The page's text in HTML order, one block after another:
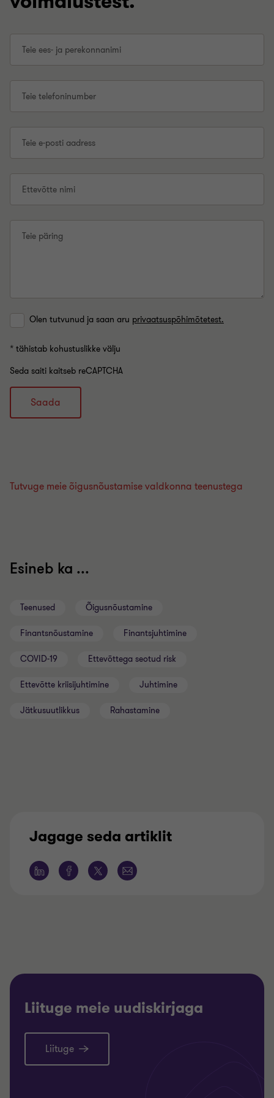
Teie ees- ja perekonnanimi
Teie telefoninumber
Teie e-posti aadress
Ettevõtte nimi
Teie päring
Olen tutvunud ja saan aru privaatsuspõhimõtetest.
* tähistab kohustuslikke välju
Seda saiti kaitseb reCAPTCHA
Saada
Tutvuge meie õigusnõustamise valdkonna teenustega
Esineb ka ...
Teenused Õigusnõustamine
Finantsnõustamine Finantsjuhtimine
COVID-19 Ettevõttega seotud risk
Ettevõtte kriisijuhtimine Juhtimine
Jätkusuutlikkus Rahastamine
Jagage seda artiklit
Liituge meie uudiskirjaga
Liituge